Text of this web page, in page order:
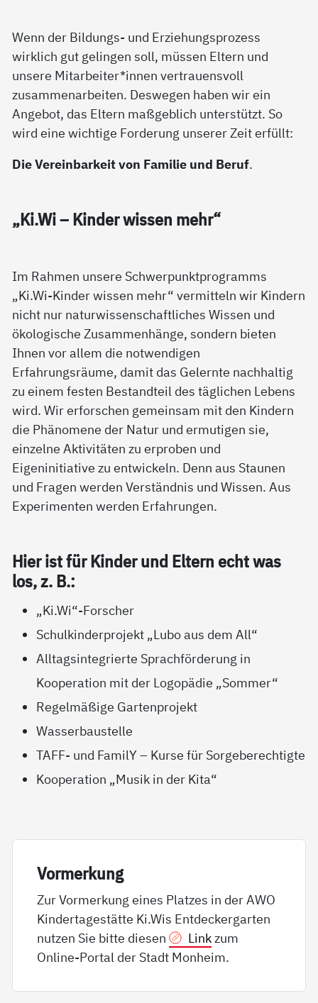
Wenn der Bildungs- und Erziehungsprozess
wirklich gut gelingen soll, müssen Eltern und
unsere Mitarbeiter*innen vertrauensvoll
zusammenarbeiten. Deswegen haben wir ein
Angebot, das Eltern maßgeblich unterstützt. So
wird eine wichtige Forderung unserer Zeit erfüllt:
Die Vereinbarkeit von Familie und Beruf.
„Ki.Wi – Kin­der wis­sen mehr“
Im Rahmen unsere Schwerpunktprogramms
„Ki.Wi-Kinder wissen mehr“ vermitteln wir Kindern
nicht nur naturwissenschaftliches Wissen und
ökologische Zusammenhänge, sondern bieten
Ihnen vor allem die notwendigen
Erfahrungsräume, damit das Gelernte nachhaltig
zu einem festen Bestandteil des täglichen Lebens
wird. Wir erforschen gemeinsam mit den Kindern
die Phänomene der Natur und ermutigen sie,
einzelne Aktivitäten zu erproben und
Eigeninitiative zu entwickeln. Denn aus Staunen
und Fragen werden Verständnis und Wissen. Aus
Experimenten werden Erfahrungen.
Hier ist für Kin­der und El­tern echt was
los, z. B.:
„Ki.Wi“-Forscher
Schulkinderprojekt „Lubo aus dem All“
Alltagsintegrierte Sprachförderung in
Kooperation mit der Logopädie „Sommer“
Regelmäßige Gartenprojekt
Wasserbaustelle
TAFF- und FamilY – Kurse für Sorgeberechtigte
Kooperation „Musik in der Kita“
Vor­mer­kung
Zur Vormerkung eines Platzes in der AWO
Kindertagestätte Ki.Wis Entdeckergarten
nutzen Sie bitte diesen
Linkzum
Online-Portal der Stadt Monheim.